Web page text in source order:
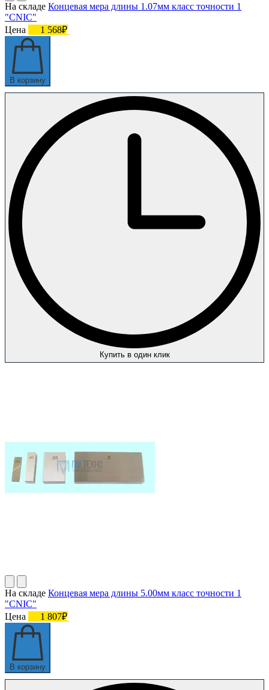
На складе Концевая мера длины 1.07мм класс точности 1
"CNIC"
Цена
1 568₽
В корзину
Купить в один клик
На складе Концевая мера длины 5.00мм класс точности 1
"CNIC"
Цена
1 807₽
В корзину